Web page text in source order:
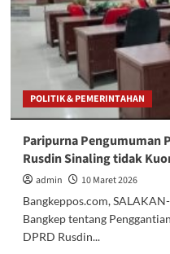
ke
Kemenkeu
Soal
Keterbatasan
Fiskal
Daerah
POLITIK & PEMERINTAHAN
Paripurna Pengumuman
Rusdin Sinaling tidak
admin
10 Maret 2026
Bangkeppos.com,
Bangkep tentang
DPRD Rusdin...